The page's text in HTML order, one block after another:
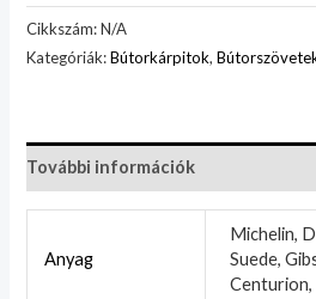
Cikkszám:N/A
Kategóriák:Bútorkárpitok,
További információk
Anyag
Michelin,
Suede,
Centurion,